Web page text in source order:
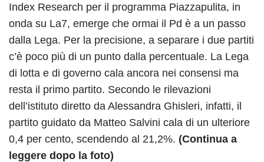
Index Research per il programma Piazzapulita, in
onda su La7, emerge che ormai il Pd è a un passo
dalla Lega. Per la precisione, a separare i due partiti
c’è poco più di un punto dalla percentuale. La Lega
di lotta e di governo cala ancora nei consensi ma
resta il primo partito. Secondo le rilevazioni
dell’istituto diretto da Alessandra Ghisleri, infatti, il
partito guidato da Matteo Salvini cala di un ulteriore
0,4 per cento, scendendo al 21,2%. (Continua a
leggere dopo la foto)